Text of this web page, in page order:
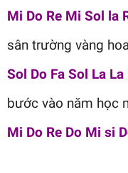
Mi Do Re Mi Sol la
sân trường vàng
Sol Do Fa Sol La La
bước vào năm học
Mi Do Re Do Mi si